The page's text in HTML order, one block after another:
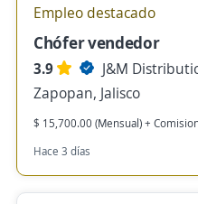
Empleo destacado
Chófer vendedor
3.9
J&M
Zapopan, Jalisco
$ 15,700.00 (Mensual) +
Hace 3 días